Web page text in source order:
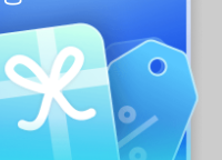
에서 PDF, 이미지
있습니다. 추출할
니다. "추출" 버튼을
저 선택하지 않고
팝업 창에서 추출할